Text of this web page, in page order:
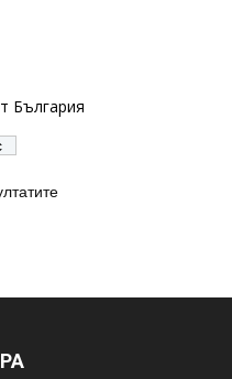
България